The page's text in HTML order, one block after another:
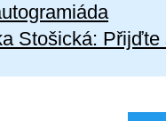
Stošická: